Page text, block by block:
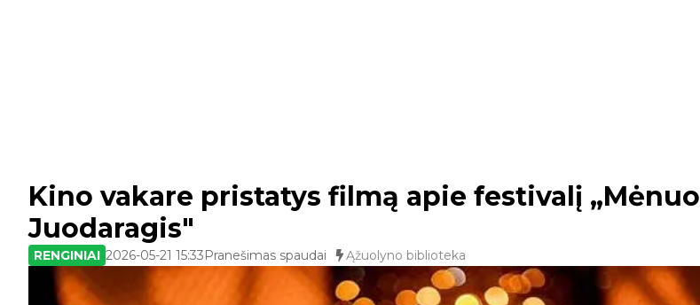
Kino vakare pristatys filmą apie festivalį „Mėnuo
Juodaragis"
RENGINIAI 2026-05-21 15:33Pranešimas spaudai Ąžuolyno biblioteka